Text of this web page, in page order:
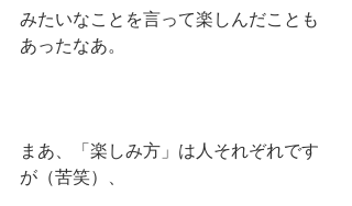
みたいなことを言って楽しんだことも
あったなあ。
まあ、「楽しみ方」は人それぞれです
が（苦笑）、